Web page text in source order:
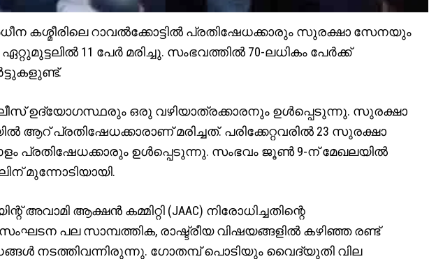
കശ്മീരിലെ റാവൽക്കോട്ടിൽ പ്രതിഷേധക്കാരും സുരക്ഷാ സേനയും
11 പേർ മരിച്ചു. സംഭവത്തിൽ 70-ലധികം പേർക്ക്
ഉദ്യോഗസ്ഥരും ഒരു വഴിയാത്രക്കാരനും ഉൾപ്പെടുന്നു. സുരക്ഷാ
ആറ് പ്രതിഷേധക്കാരാണ് മരിച്ചത്. പരിക്കേറ്റവരിൽ 23 സുരക്ഷാ
പ്രതിഷേധക്കാരും ഉൾപ്പെടുന്നു. സംഭവം ജൂൺ 9-ന് മേഖലയിൽ
മുന്നോടിയായി.
അവാമി ആക്ഷൻ കമ്മിറ്റി (JAAC) നിരോധിച്ചതിന്റെ
പല സാമ്പത്തിക, രാഷ്ട്രീയ വിഷയങ്ങളിൽ കഴിഞ്ഞ രണ്ട്
നടത്തിവന്നിരുന്നു. ഗോതമ്പ് പൊടിയും വൈദ്യുതി വില